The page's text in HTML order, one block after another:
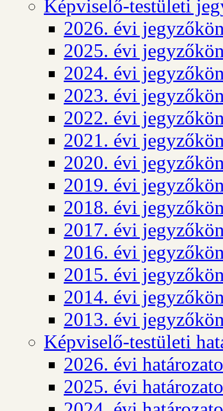
Képviselő-testületi
2026. évi
2025. évi
2024. évi
2023. évi
2022. évi
2021. évi
2020. évi
2019. évi
2018. évi
2017. évi
2016. évi
2015. évi
2014. évi
2013. évi
Képviselő-testületi
2026. évi
2025. évi